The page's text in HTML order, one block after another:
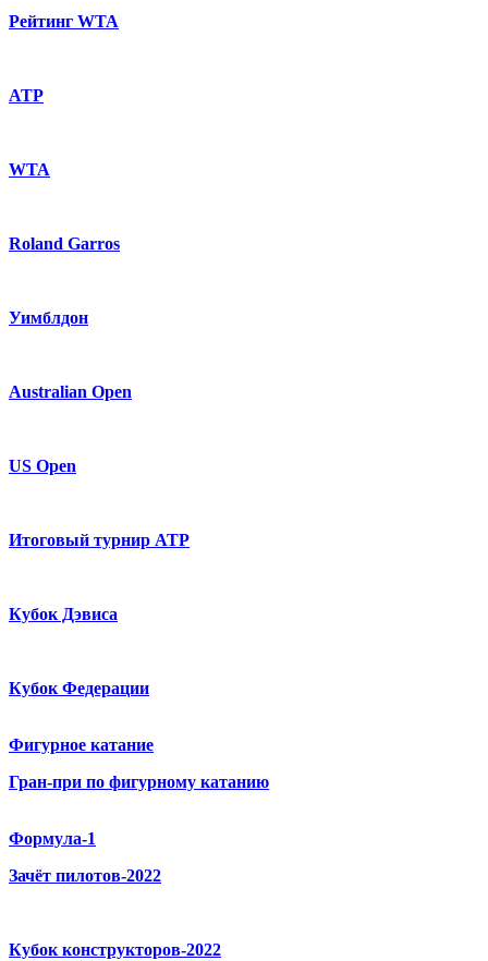
Рейтинг WTA
ATP
WTA
Roland Garros
Уимблдон
Australian Open
US Open
Итоговый турнир ATP
Кубок Дэвиса
Кубок Федерации
Фигурное катание
Гран-при по фигурному катанию
Формула-1
Зачёт пилотов-2022
Кубок конструкторов-2022